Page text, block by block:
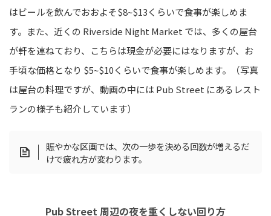
はビールを飲んでおおよそ$8~$13くらいで食事が楽しめま
す。また、近くの Riverside Night Market では、多くの屋台
が軒を連ねており、こちらは現金が必要にはなりますが、お
手頃な価格となり $5~$10くらいで食事が楽しめます。（写真
は屋台の料理ですが、動画の中には Pub Street にあるレスト
ランの様子も紹介しています）
賑やかな区画では、次の一歩を決める回数が増えるだ
けで疲れ方が変わります。
Pub Street 周辺の夜を重くしない回り方